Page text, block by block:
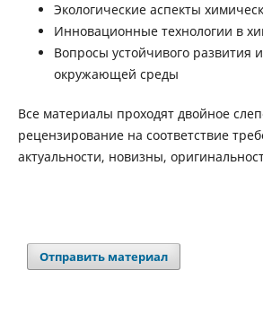
Экологические аспекты
Инновационные технологии в
Вопросы устойчивого развития
окружающей среды
Все материалы проходят двойное
рецензирование на соответствие
актуальности, новизны,
Отправить материал